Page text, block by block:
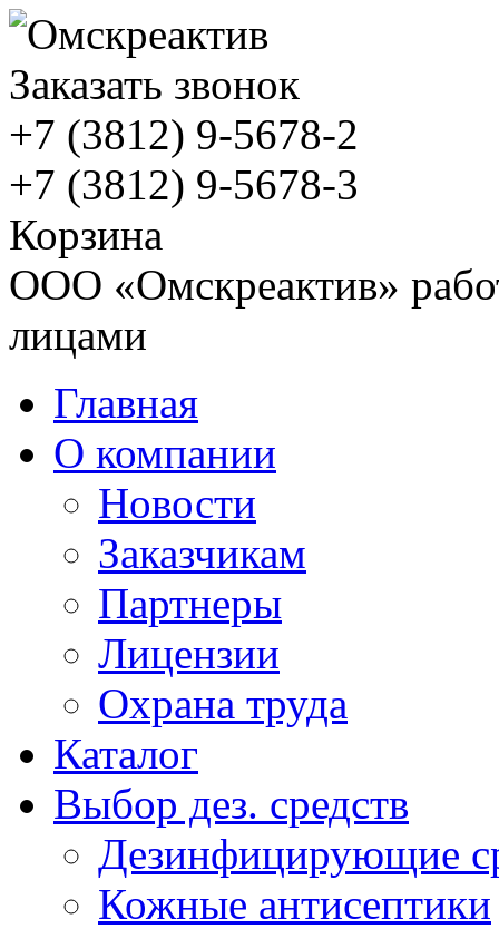
Заказать звонок
+7 (3812) 9-5678-2
+7 (3812) 9-5678-3
Корзина
ООО «Омскреактив»
лицами
Главная
О компании
Новости
Заказчикам
Партнеры
Лицензии
Охрана труда
Каталог
Выбор дез. средств
Дезинфицирующие
Кожные антисептики